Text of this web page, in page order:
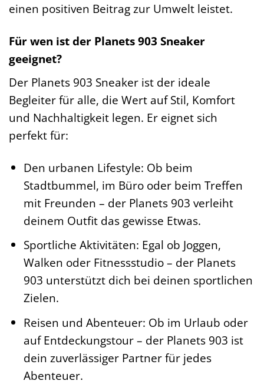
einen positiven Beitrag zur Umwelt leistet.
Für wen ist der Planets 903 Sneaker
geeignet?
Der Planets 903 Sneaker ist der ideale
Begleiter für alle, die Wert auf Stil, Komfort
und Nachhaltigkeit legen. Er eignet sich
perfekt für:
Den urbanen Lifestyle: Ob beim
Stadtbummel, im Büro oder beim Treffen
mit Freunden – der Planets 903 verleiht
deinem Outfit das gewisse Etwas.
Sportliche Aktivitäten: Egal ob Joggen,
Walken oder Fitnessstudio – der Planets
903 unterstützt dich bei deinen sportlichen
Zielen.
Reisen und Abenteuer: Ob im Urlaub oder
auf Entdeckungstour – der Planets 903 ist
dein zuverlässiger Partner für jedes
Abenteuer.